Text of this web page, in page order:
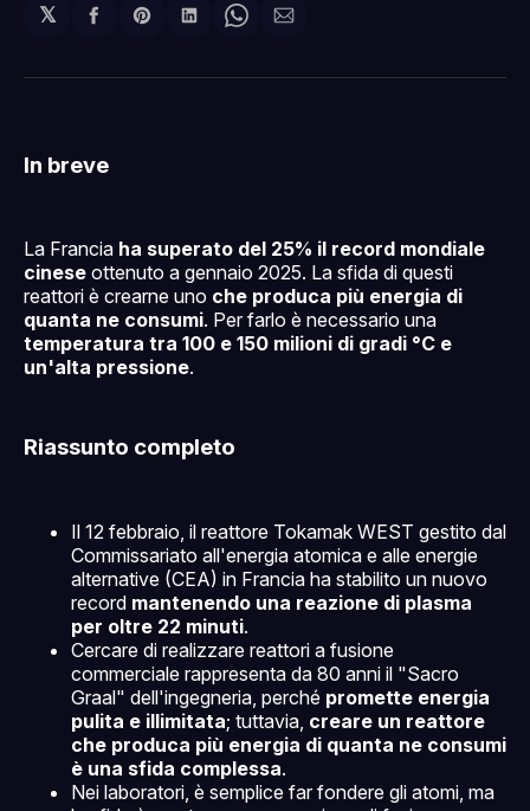
𝕏
Condividi
Facebook
Share
Pinterest
Condividi
LinkedIn
Share
WhatsApp
Condividi
email
In breve
La Francia ha superato del 25% il record mondiale
cinese ottenuto a gennaio 2025. La sfida di questi
reattori è crearne uno che produca più energia di
quanta ne consumi. Per farlo è necessario una
temperatura tra 100 e 150 milioni di gradi °C e
un'alta pressione.
Riassunto completo
Il 12 febbraio, il reattore Tokamak WEST gestito dal
Commissariato all'energia atomica e alle energie
alternative (CEA) in Francia ha stabilito un nuovo
record mantenendo una reazione di plasma
per oltre 22 minuti.
Cercare di realizzare reattori a fusione
commerciale rappresenta da 80 anni il "Sacro
Graal" dell'ingegneria, perché promette energia
pulita e illimitata; tuttavia, creare un reattore
che produca più energia di quanta ne consumi
è una sfida complessa.
Nei laboratori, è semplice far fondere gli atomi, ma